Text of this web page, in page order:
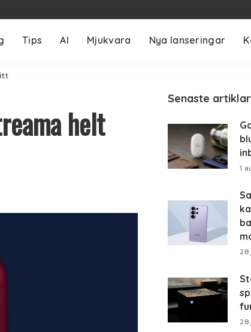
Tips AI Mjukvara Nya lanseringar
helt
Senaste
1
28
28